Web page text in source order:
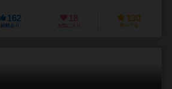
162
経験あり
18
お気に入り
130
持ってる